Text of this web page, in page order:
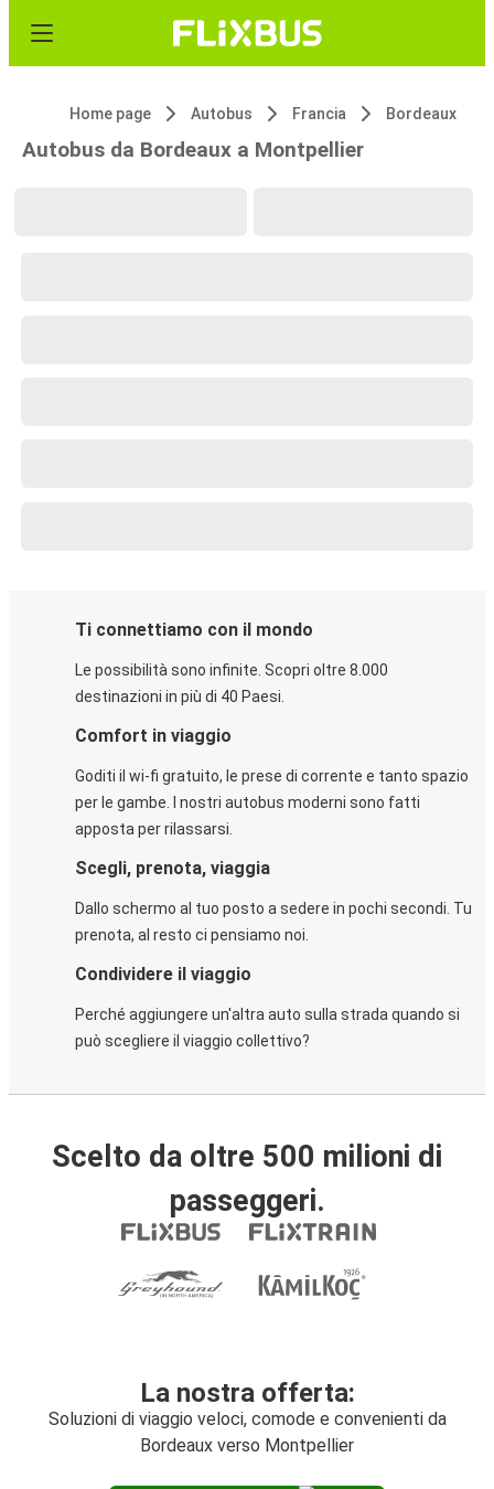
Home page Autobus Francia Bordeaux
Autobus da Bordeaux a Montpellier
Ti connettiamo con il mondo
Le possibilità sono infinite. Scopri oltre 8.000
destinazioni in più di 40 Paesi.
Comfort in viaggio
Goditi il wi-fi gratuito, le prese di corrente e tanto spazio
per le gambe. I nostri autobus moderni sono fatti
apposta per rilassarsi.
Scegli, prenota, viaggia
Dallo schermo al tuo posto a sedere in pochi secondi. Tu
prenota, al resto ci pensiamo noi.
Condividere il viaggio
Perché aggiungere un'altra auto sulla strada quando si
può scegliere il viaggio collettivo?
Scelto da oltre 500 milioni di
passeggeri.
La nostra offerta:
Soluzioni di viaggio veloci, comode e convenienti da
Bordeaux verso Montpellier